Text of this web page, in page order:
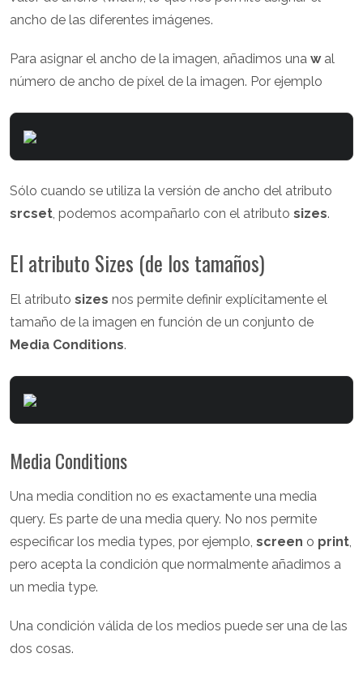
ancho de las diferentes imágenes.
Para asignar el ancho de la imagen, añadimos una wal
número de ancho de píxel de la imagen. Por ejemplo
Sólo cuando se utiliza la versión de ancho del atributo
srcset, podemos acompañarlo con el atributo sizes.
El atributo Sizes (de los tamaños)
El atributo sizes nos permite definir explícitamente el
tamaño de la imagen en función de un conjunto de
Media Conditions.
Media Conditions
Una media condition no es exactamente una media
query. Es parte de una media query. No nos permite
especificar los media types, por ejemplo, screen o print,
pero acepta la condición que normalmente añadimos a
un media type.
Una condición válida de los medios puede ser una de las
dos cosas.